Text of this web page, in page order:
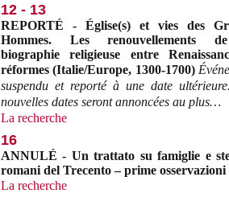
12 - 13
REPORTÉ - Église(s) et vies des
Hommes. Les renouvellements
biographie religieuse entre
réformes (Italie/Europe, 1300-1700)
suspendu et reporté à une date
nouvelles dates seront annoncées au plus…
La recherche
16
ANNULÉ - Un trattato su famiglie e
romani del Trecento – prime osservazioni
La recherche